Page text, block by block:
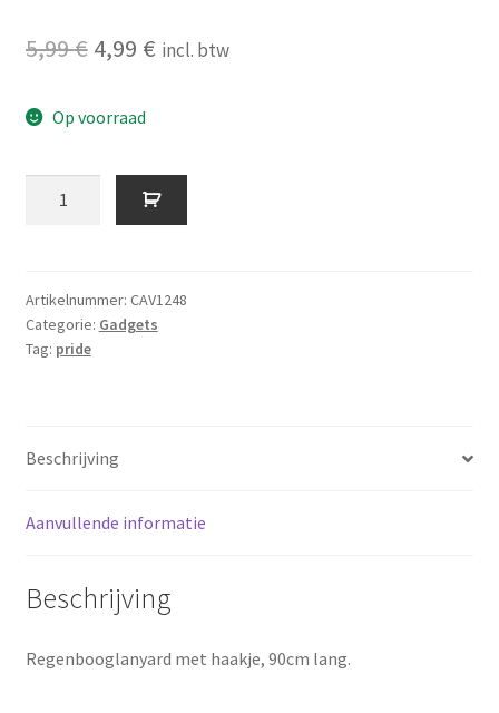
5,99€ Oorspronkelijke
was:
5,99 €.
4,99 €Huidige
4,99 €.
incl. btw
Op voorraad
Regenbooglanyard
Artikelnummer: CAV1248
Categorie: Gadgets
Tag: pride
Beschrijving
Aanvullende informatie
Beschrijving
Regenbooglanyard met haakje, 90cm lang.